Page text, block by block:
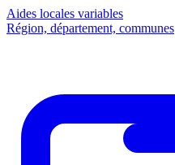
Aides locales variables
Région, département, communes